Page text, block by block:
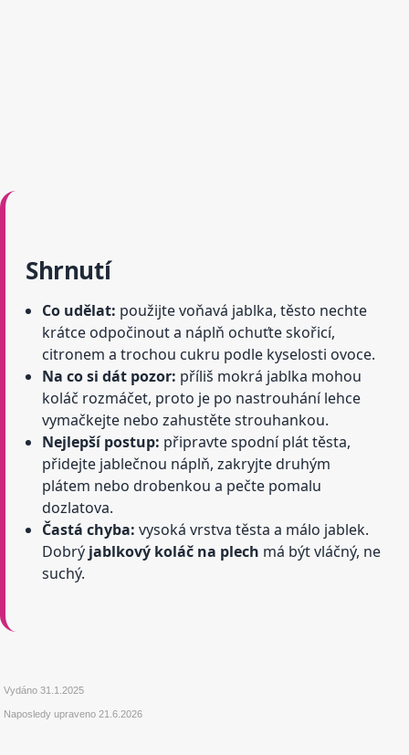
Shrnutí
Co udělat: použijte voňavá jablka, těsto nechte
krátce odpočinout a náplň ochuťte skořicí,
citronem a trochou cukru podle kyselosti ovoce.
Na co si dát pozor: příliš mokrá jablka mohou
koláč rozmáčet, proto je po nastrouhání lehce
vymačkejte nebo zahustěte strouhankou.
Nejlepší postup: připravte spodní plát těsta,
přidejte jablečnou náplň, zakryjte druhým
plátem nebo drobenkou a pečte pomalu
dozlatova.
Častá chyba: vysoká vrstva těsta a málo jablek.
Dobrý jablkový koláč na plech má být vláčný, ne
suchý.
Vydáno31.1.2025
Naposledy upraveno21.6.2026